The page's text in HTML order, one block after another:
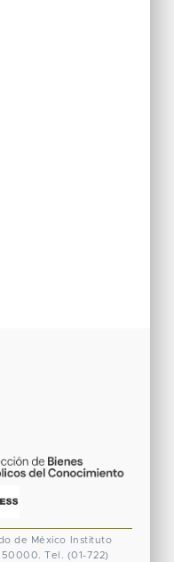
de México
Instituto
50000. Tel. (01-722)